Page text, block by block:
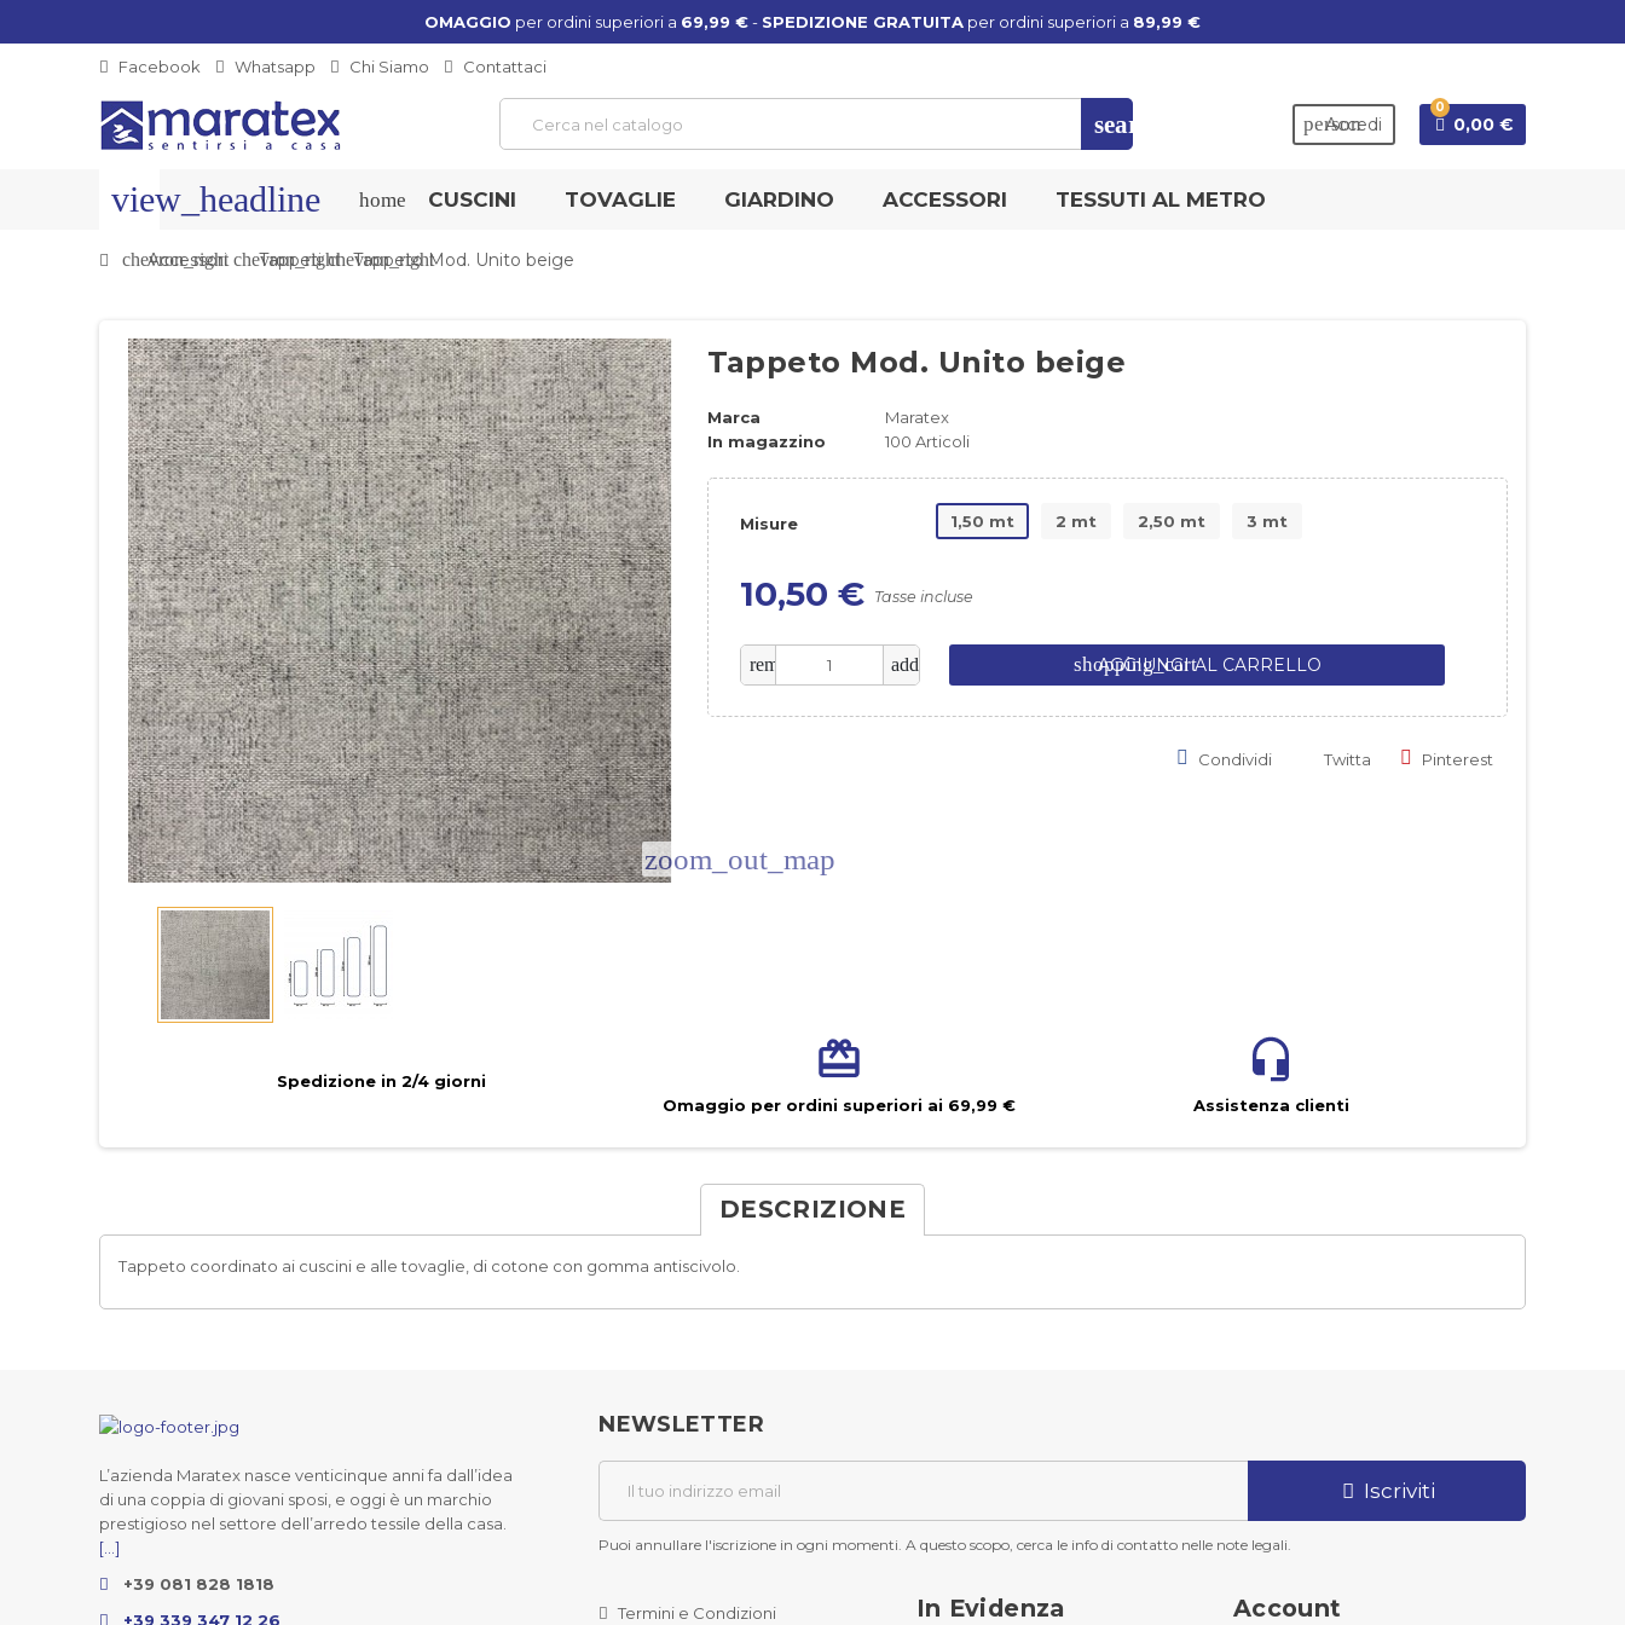
OMAGGIO per ordini superiori a 69,99 €- SPEDIZIONE GRATUITA per ordini superiori a 89,99 €
Facebook Whatsapp Chi Siamo Contattaci
search person
Accedi
0
0,00 €
view_headline home CUSCINI TOVAGLIE GIARDINO ACCESSORI TESSUTI AL METRO
chevron_right
Accessori chevron_right
Tappeti chevron_right
Tappeto Mod. Unito beige
zoom_out_map
Tappeto Mod. Unito beige
Marca
Maratex
In magazzino
100 Articoli
Misure 1,50 mt 2 mt 2,50 mt 3 mt
10,50 € Tasse incluse
remove add shopping_cart
AGGIUNGI AL CARRELLO
Condividi Twitta Pinterest
Spedizione in 2/4 giorni
Omaggio per ordini superiori ai 69,99 €
Assistenza clienti
DESCRIZIONE
Tappeto coordinato ai cuscini e alle tovaglie, di cotone con gomma antiscivolo.
L’azienda Maratex nasce venticinque anni fa dall’idea
di una coppia di giovani sposi, e oggi è un marchio
prestigioso nel settore dell’arredo tessile della casa.
[...]
+39 081 828 1818
+39 339 347 12 26
NEWSLETTER
Iscriviti
Puoi annullare l'iscrizione in ogni momenti. A questo scopo, cerca le info di contatto nelle note legali.
Termini e Condizioni In Evidenza Account